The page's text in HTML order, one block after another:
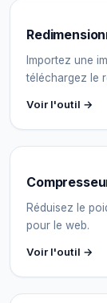
Importez une
téléchargez le
Voir l'outil →
Réduisez le
pour le web.
Voir l'outil →